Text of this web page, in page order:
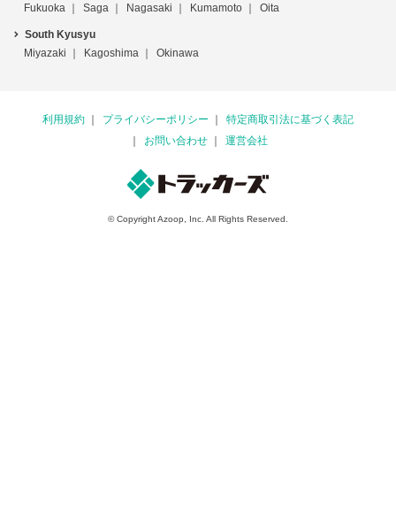
Fukuoka
Saga Nagasaki Kumamoto Oita
South Kyusyu
Miyazaki
Kagoshima Okinawa
利用規約 プライバシーポリシー
特定商取引法に基づく表記
お問い合わせ
運営会社
© Copyright Azoop, Inc. All Rights Reserved.